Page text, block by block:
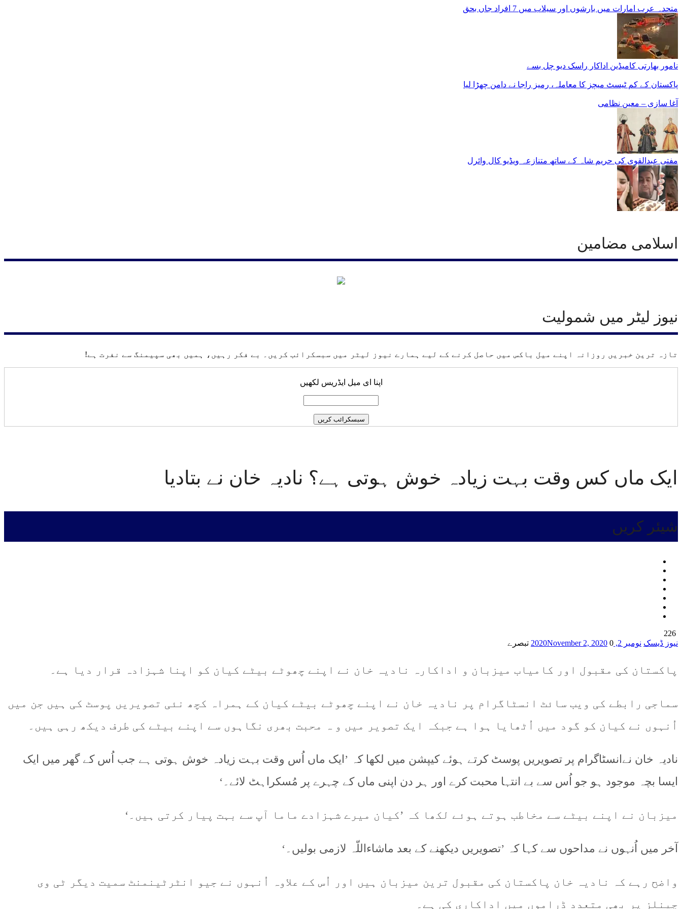
متحدہ عرب امارات میں بارشوں اور سیلاب میں 7 افراد جاں بحق
نامور بھارتی کامیڈین اداکار راسک دیو چل بسے
پاکستان کے کم ٹیسٹ میچز کا معاملہ، رمیز راجا نے دامن چھڑا لیا
آغا سازی – معین نظامی
مفتی عبدالقوی کی حریم شاہ کے ساتھ متنازعہ ویڈیو کال وائرل
اسلامی مضامین
نیوز لیٹر میں شمولیت
تازہ ترین خبریں روزانہ اپنے میل باکس میں حاصل کرنے کے لیے ہمارے نیوز لیٹر میں سبسکرائب کریں۔ بے فکر رہیں، ہمیں بھی سپیمنگ سے نفرت ہے!
اپنا ای میل ایڈریس لکھیں
ایک ماں کس وقت بہت زیادہ خوش ہوتی ہے؟ نادیہ خان نے بتادیا
شیئر کریں
226
نیوز ڈیسک نومبر 2, 2020 November 2, 2020 0 تبصرے
پاکستان کی مقبول اور کامیاب میزبان و اداکارہ نادیہ خان نے اپنے چھوٹے بیٹے کیان کو اپنا شہزادہ قرار دیا ہے۔
سماجی رابطے کی ویب سائٹ انسٹاگرام پر نادیہ خان نے اپنے چھوٹے بیٹے کیان کے ہمراہ کچھ نئی تصویریں پوسٹ کی ہیں جن میں
اُنہوں نے کیان کو گود میں اُٹھایا ہوا ہے جبکہ ایک تصویر میں و ہ محبت بھری نگاہوں سے اپنے بیٹے کی طرف دیکھ رہی ہیں۔
نادیہ خان نےانسٹاگرام پر تصویریں پوسٹ کرتے ہوئے کیپشن میں لکھا کہ ’ایک ماں اُس وقت بہت زیادہ خوش ہوتی ہے جب اُس کے گھر میں ایک
ایسا بچہ موجود ہو جو اُس سے بے انتہا محبت کرے اور ہر دن اپنی ماں کے چہرے پر مُسکراہٹ لائے۔‘
میزبان نے اپنے بیٹے سے مخاطب ہوتے ہوئے لکھا کہ ’کیان میرے شہزادے ماما آپ سے بہت پیار کرتی ہیں۔‘
آخر میں اُنہوں نے مداحوں سے کہا کہ ’تصویریں دیکھنے کے بعد ماشاءاللّہ لازمی بولیں۔‘
واضح رہے کہ نادیہ خان پاکستان کی مقبول ترین میزبان ہیں اور اُس کے علاوہ اُنہوں نے جیو انٹرٹینمنٹ سمیت دیگر ٹی وی
چینلز پر بھی متعدد ڈراموں میں اداکاری کی ہے۔